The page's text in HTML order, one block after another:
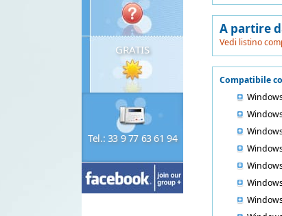
GRATIS
Tel.: 33 9 77 63 61 94
A partire
Vedi listino
Compatibile